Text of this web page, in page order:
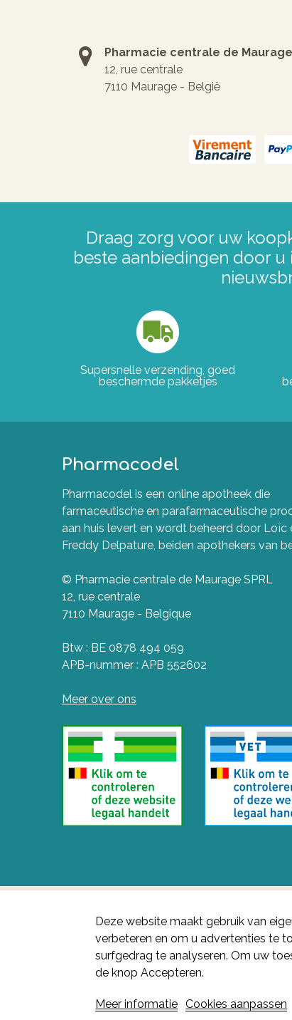
Pharmacie centrale de Maurage
12, rue centrale
7110 Maurage - België
Draag zorg voor uw
beste aanbiedingen door
Supersnelle verzending, goed
beschermde pakketjes
Pharmacodel
Pharmacodel is een online apotheek die
farmaceutische en parafarmaceutische
aan huis levert en wordt beheerd door Loïc
Freddy Delpature, beiden apothekers van
© Pharmacie centrale de Maurage SPRL
12, rue centrale
7110 Maurage - Belgique
Btw : BE 0878 494 059
APB-nummer : APB 552602
Meer over ons
Deze website maakt gebruik van
verbeteren en om u advertenties te
surfgedrag te analyseren. Om uw
de knop Accepteren.
Meer informatie Cookies aanpassen